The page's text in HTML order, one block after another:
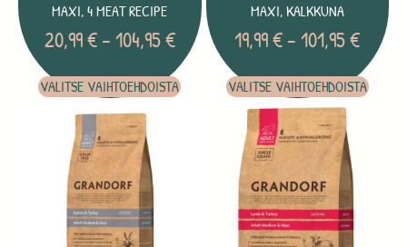
MAXI, 4 MEAT RECIPE
20,99€ –104,95€
VALITSE VAIHTOEHDOISTA
MAXI, KALKKUNA
19,99€– 101,95€
VALITSE VAIHTOEHDOISTA